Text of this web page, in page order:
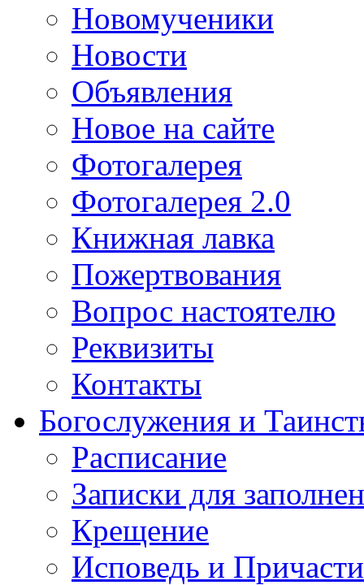
Новомученики
Новости
Объявления
Новое на сайте
Фотогалерея
Фотогалерея 2.0
Книжная лавка
Пожертвования
Вопрос настоятелю
Реквизиты
Контакты
Богослужения и
Расписание
Записки для
Крещение
Исповедь и